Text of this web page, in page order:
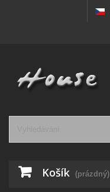
Košík (prázdný)